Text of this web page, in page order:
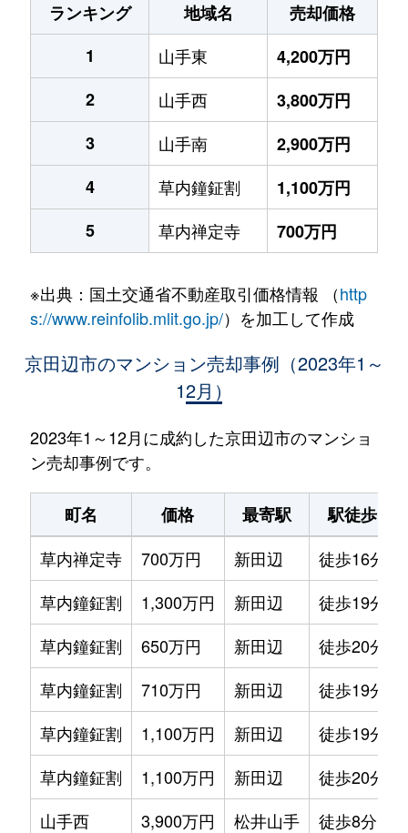
ランキング
地域名
売却価格
1
山手東
4,200万円
2
山手西
3,800万円
3
山手南
2,900万円
4
草内鐘鉦割
1,100万円
5
草内禅定寺 700万円
※出典：国土交通省不動産取引価格情報 （http
s://www.reinfolib.mlit.go.jp/）を加工して作成
京田辺市のマンション売却事例（2023年1～
12月）
2023年1～12月に成約した京田辺市のマンショ
ン売却事例です。
町名 価格 最寄駅 駅徒歩
草内禅定寺
700万円 新田辺 徒歩16分
草内鐘鉦割
1,300万円 新田辺 徒歩19分
草内鐘鉦割
650万円 新田辺 徒歩20分
草内鐘鉦割
710万円 新田辺 徒歩19分
草内鐘鉦割
1,100万円 新田辺 徒歩19分
草内鐘鉦割
1,100万円 新田辺 徒歩20分
山手西
3,900万円 松井山手 徒歩8分